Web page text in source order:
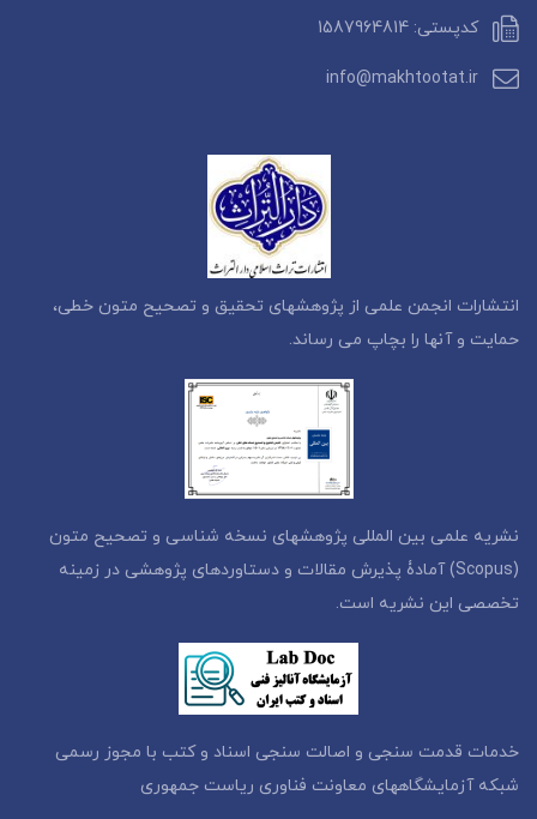
کدپستی: 1587964814
info@makhtootat.ir
انتشارات انجمن علمی از پژوهشهای تحقیق و تصحیح متون خطی،
حمایت و آنها را بچاپ می رساند.
نشریه علمی بین المللی پژوهشهای نسخه شناسی و تصحیح متون
(Scopus) آمادۀ پذیرش مقالات و دستاوردهای پژوهشی در زمینه
تخصصی این نشریه است.
خدمات قدمت سنجی و اصالت سنجی اسناد و کتب با مجوز رسمی
شبکه آزمایشگاههای معاونت فناوری ریاست جمهوری